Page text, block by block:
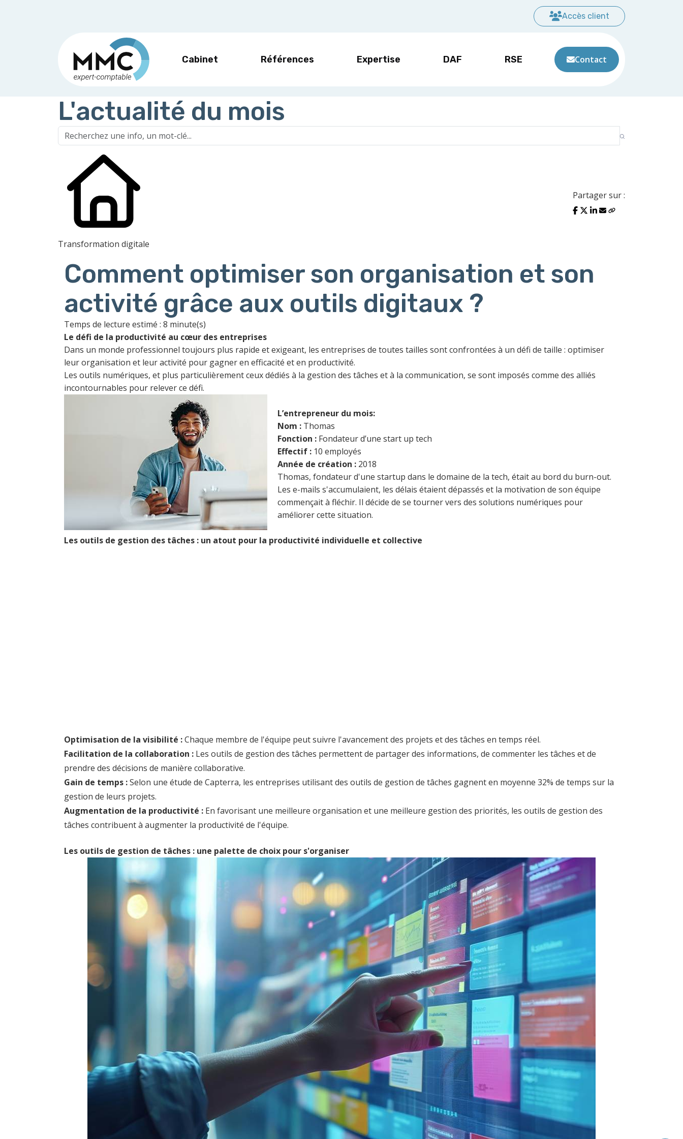
Accès client
Cabinet Références Expertise DAF RSE Contact
L'actualité du mois
Transformation digitale
Partager sur :
Comment optimiser son organisation et son
activité grâce aux outils digitaux ?
Temps de lecture estimé : 8 minute(s)
Le défi de la productivité au cœur des entreprises
Dans un monde professionnel toujours plus rapide et exigeant, les entreprises de toutes tailles sont confrontées à un défi de taille : optimiser
leur organisation et leur activité pour gagner en efficacité et en productivité.
Les outils numériques, et plus particulièrement ceux dédiés à la gestion des tâches et à la communication, se sont imposés comme des alliés
incontournables pour relever ce défi.
L’entrepreneur du mois:
Nom : Thomas
Fonction : Fondateur d’une start up tech
Effectif : 10 employés
Année de création : 2018
Thomas, fondateur d'une startup dans le domaine de la tech, était au bord du burn-out.
Les e-mails s'accumulaient, les délais étaient dépassés et la motivation de son équipe
commençait à fléchir. Il décide de se tourner vers des solutions numériques pour
améliorer cette situation.
Les outils de gestion des tâches : un atout pour la productivité individuelle et collective
Optimisation de la visibilité :Chaque membre de l'équipe peut suivre l'avancement des projets et des tâches en temps réel.
Facilitation de la collaboration : Les outils de gestion des tâches permettent de partager des informations, de commenter les tâches et de
prendre des décisions de manière collaborative.
Gain de temps :Selon une étude de Capterra, les entreprises utilisant des outils de gestion de tâches gagnent en moyenne 32% de temps sur la
gestion de leurs projets.
Augmentation de la productivité : En favorisant une meilleure organisation et une meilleure gestion des priorités, les outils de gestion des
tâches contribuent à augmenter la productivité de l'équipe.
Les outils de gestion de tâches : une palette de choix pour s'organiser